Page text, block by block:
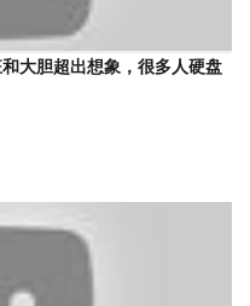
大胆超出想象，很多人硬盘